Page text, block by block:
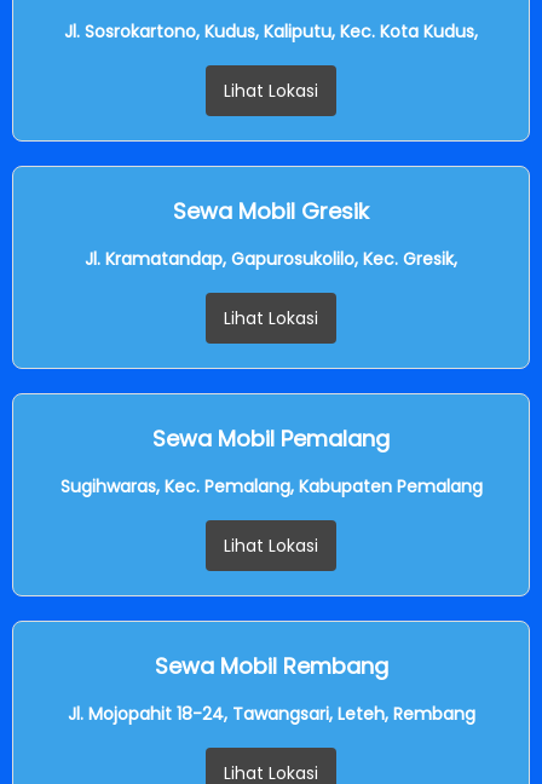
Jl. Sosrokartono, Kudus, Kaliputu, Kec. Kota Kudus,
Lihat Lokasi
Sewa Mobil Gresik
Jl. Kramatandap, Gapurosukolilo, Kec. Gresik,
Lihat Lokasi
Sewa Mobil Pemalang
Sugihwaras, Kec. Pemalang, Kabupaten Pemalang
Lihat Lokasi
Sewa Mobil Rembang
Jl. Mojopahit 18-24, Tawangsari, Leteh, Rembang
Lihat Lokasi